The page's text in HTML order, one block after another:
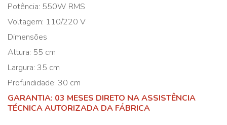
Potência: 550W RMS
Voltagem: 110/220 V
Dimensões
Altura: 55 cm
Largura: 35 cm
Profundidade: 30 cm
GARANTIA: 03 MESES DIRETO NA ASSISTÊNCIA
TÉCNICA AUTORIZADA DA FÁBRICA